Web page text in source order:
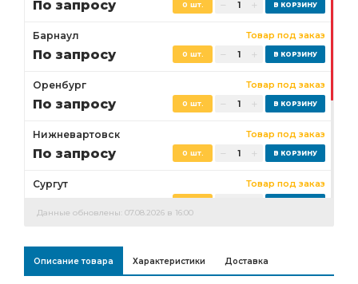
По запросу 0 шт.
Барнаул Товар под заказ
По запросу 0 шт.
Оренбург Товар под заказ
По запросу 0 шт.
Нижневартовск Товар под заказ
По запросу 0 шт.
Сургут Товар под заказ
Данные обновлены: 07.08.2026 в 16:00
Описание товара Характеристики Доставка